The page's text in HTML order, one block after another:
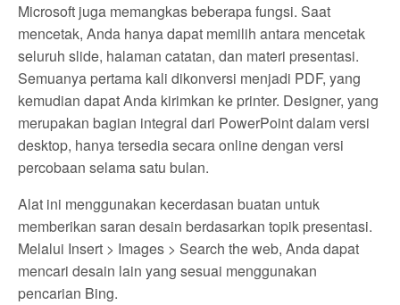
Microsoft juga memangkas beberapa fungsi. Saat
mencetak, Anda hanya dapat memilih antara mencetak
seluruh slide, halaman catatan, dan materi presentasi.
Semuanya pertama kali dikonversi menjadi PDF, yang
kemudian dapat Anda kirimkan ke printer. Designer, yang
merupakan bagian integral dari PowerPoint dalam versi
desktop, hanya tersedia secara online dengan versi
percobaan selama satu bulan.
Alat ini menggunakan kecerdasan buatan untuk
memberikan saran desain berdasarkan topik presentasi.
Melalui Insert > Images > Search the web, Anda dapat
mencari desain lain yang sesuai menggunakan
pencarian Bing.